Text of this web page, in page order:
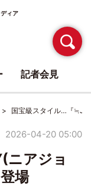
ィア
国宝級スタイル…『
2026-04-20 05:00
ニアジョ
場
記者会見